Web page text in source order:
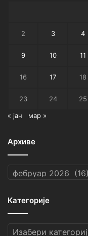
2 3 4
9 10 11
16 17 18
23 24 25
« јан мар »
Архиве
Архиве
Категорије
Категорије